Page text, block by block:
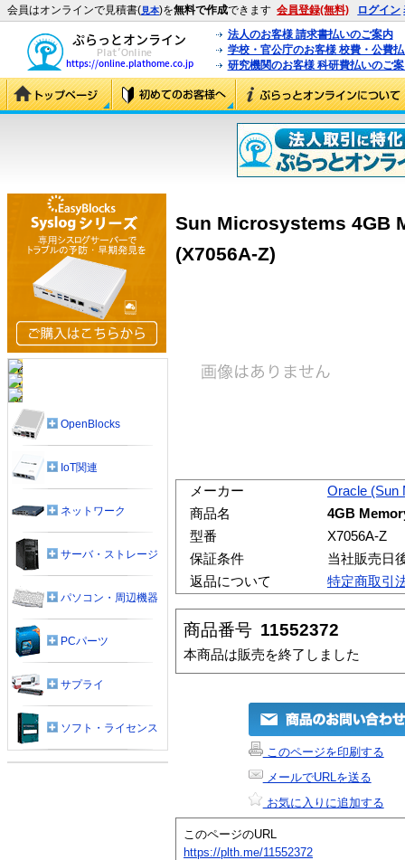
会員はオンラインで見積書(見本)を無料で作成できます 会員登録(無料) ログイン
法人のお客様 請求書払いのご案内
学校・官公庁のお客様 校費・公費
研究機関のお客様 科研費払いのご
Sun Microsystems 4GB
(X7056A-Z)
メーカー
Oracle (Sun
商品名
4GB
型番
X7056A-Z
保証条件
当社販売日
返品について
特定商取引
商品番号 11552372
本商品は販売を終了しました
このページを印刷する
メールでURLを送る
お気に入りに追加する
このページのURL
https://plth.me/11552372
OpenBlocks
IoT関連
ネットワーク
サーバ・ストレージ
パソコン・周辺機器
PCパーツ
サプライ
ソフト・ライセンス